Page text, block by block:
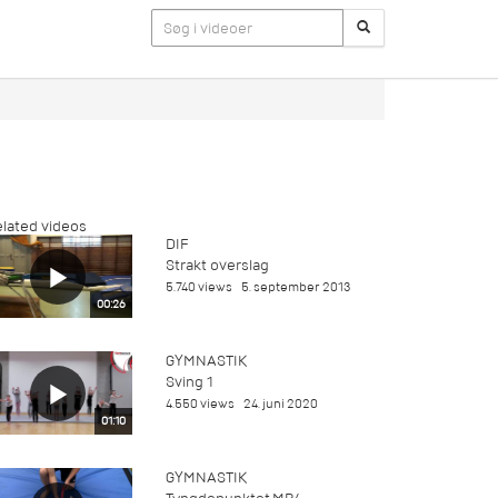
videos
00:26
DIF
Strakt overslag
5.740 views 5. september 2013
01:10
GYMNASTIK
Sving 1
4.550 views 24. juni 2020
GYMNASTIK